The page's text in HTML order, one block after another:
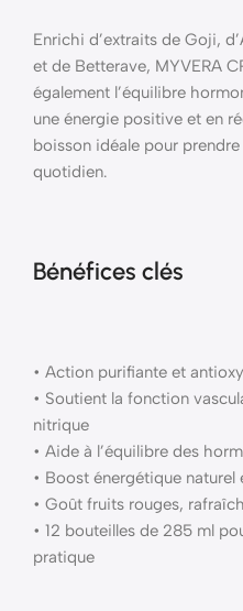
Enrichi d’extraits de Goji,
et de Betterave, MYVERA
également l’équilibre
une énergie positive et en
boisson idéale pour
quotidien.
Bénéfices clés
• Action purifiante et
• Soutient la fonction
nitrique
• Aide à l’équilibre des
• Boost énergétique
• Goût fruits rouges,
• 12 bouteilles de 285 ml
pratique